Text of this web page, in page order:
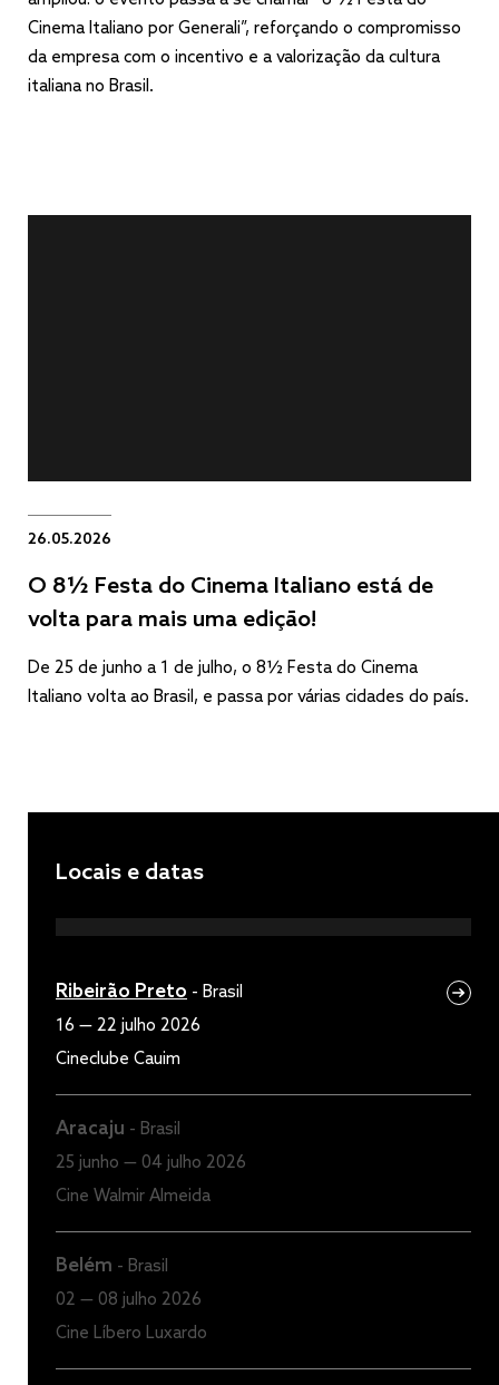
Cinema Italiano por Generali”, reforçando o compromisso
da empresa com o incentivo e a valorização da cultura
italiana no Brasil.
26.05.2026
O 8½ Festa do Cinema Italiano está de
volta para mais uma edição!
De 25 de junho a 1 de julho, o 8½ Festa do Cinema
Italiano volta ao Brasil, e passa por várias cidades do país.
Locais e datas
Ribeirão Preto - Brasil
16 — 22 julho 2026
Cineclube Cauim
Aracaju - Brasil
25 junho — 04 julho 2026
Cine Walmir Almeida
Belém - Brasil
02 — 08 julho 2026
Cine Líbero Luxardo